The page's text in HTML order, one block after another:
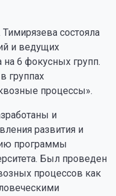
состояла
и ведущих
6 фокусных групп.
группах
процессы».
и
развития и
программы
Был проведен
процессов как